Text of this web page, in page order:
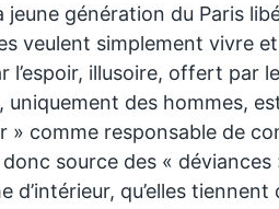
génération du Paris
veulent simplement vivre
l’espoir, illusoire, offert par
uniquement des hommes,
» comme responsable de
source des «
d’intérieur, qu’elles tiennent